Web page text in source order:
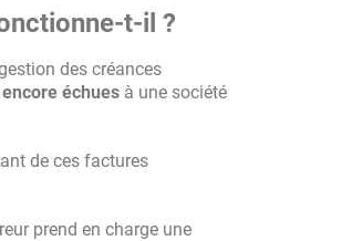
t-il ?
des créances
échues à une société
de ces factures
prend en charge une